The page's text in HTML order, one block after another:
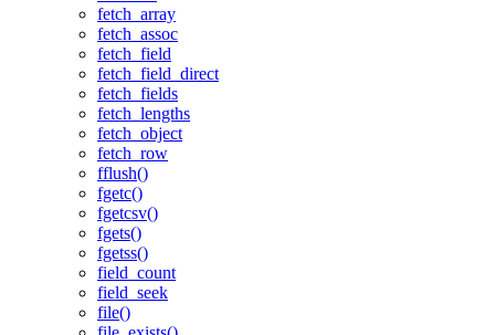
fetch_array
fetch_assoc
fetch_field
fetch_field_direct
fetch_fields
fetch_lengths
fetch_object
fetch_row
fflush()
fgetc()
fgetcsv()
fgets()
fgetss()
field_count
field_seek
file()